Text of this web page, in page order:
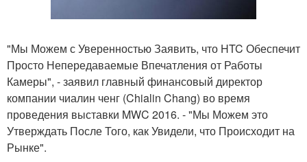
"Мы Можем с Уверенностью Заявить, что HTC Обеспечит
Просто Непередаваемые Впечатления от Работы
Камеры", - заявил главный финансовый директор
компании чиалин ченг (Chialin Chang) во время
проведения выставки MWC 2016. - "Мы Можем это
Утверждать После Того, как Увидели, что Происходит на
Рынке".